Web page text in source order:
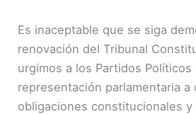
Es inaceptable que se siga
renovación del Tribunal
urgimos a los Partidos Políticos
representación parlamentaria a
obligaciones constitucionales y